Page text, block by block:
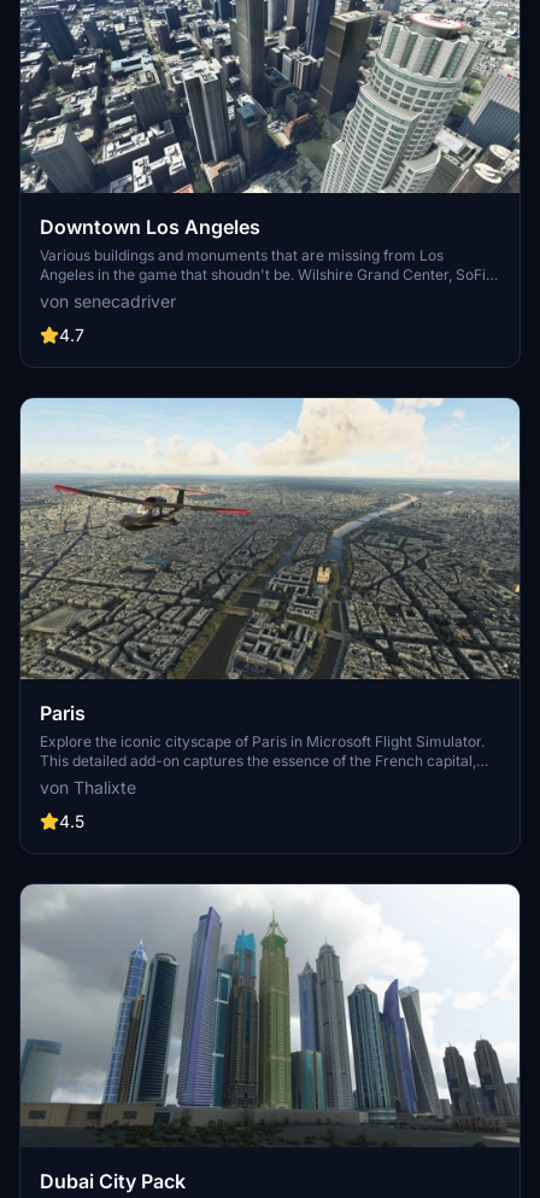
Downtown Los Angeles
Various buildings and monuments that are missing from Los
Angeles in the game that shoudn't be. Wilshire Grand Center, SoFi
Stadium, 801 S Grand, 825 S Hill, 888 S Hope, 1000 Grand, Apex the
One, Atelier, Aven Apartments, Metropolis Towers, Level Los
Angeles
von senecadriver
4.7
Paris
Explore the iconic cityscape of Paris in Microsoft Flight Simulator.
This detailed add-on captures the essence of the French capital,
featuring famous landmarks and architectural marvels. With
accurate GPS coordinates, immerse yourself in the beauty of Paris,
known for its historical significance and vibrant culture. Download
perspective.
von Thalixte
4.5
Dubai City Pack